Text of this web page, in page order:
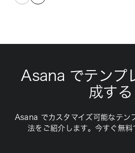
Asana でテンプ
成する
Asana でカスタマイズ可能なテン
法をご紹介します。今すぐ無料